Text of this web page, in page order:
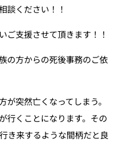
談ください！！
ご支援させて頂きます！！
の方からの死後事務のご依
突然亡くなってしまう。
行くことになります。その
き来するような間柄だと良